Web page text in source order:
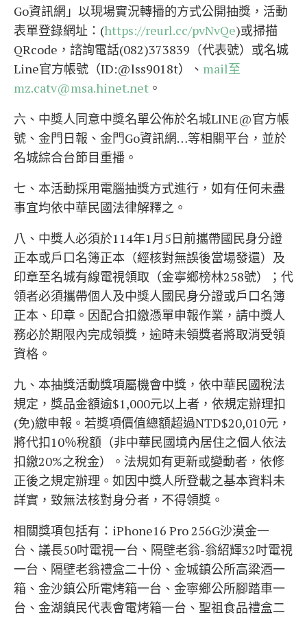
Go資訊網」以現場實況轉播的方式公開抽獎，活動
表單登錄網址：(https://reurl.cc/pvNvQe)或掃描
QRcode，諮詢電話(082)373839（代表號）或名城
Line官方帳號（ID:@lss9018t）、 mail至
mz.catv@msa.hinet.net 。
六、中獎人同意中獎名單公佈於名城LINE@官方帳
號、金門日報、金門Go資訊網…等相關平台，並於
名城綜合台節目重播。
七、本活動採用電腦抽獎方式進行，如有任何未盡
事宜均依中華民國法律解釋之。
八、中獎人必須於114年1月5日前攜帶國民身分證
正本或戶口名簿正本（經核對無誤後當場發還）及
印章至名城有線電視領取（金寧鄉榜林258號）；代
領者必須攜帶個人及中獎人國民身分證或戶口名簿
正本、印章。因配合扣繳憑單申報作業，請中獎人
務必於期限內完成領獎，逾時未領獎者將取消受領
資格。
九、本抽獎活動獎項屬機會中獎，依中華民國稅法
規定，獎品金額逾$1,000元以上者，依規定辦理扣
(免)繳申報。若獎項價值總額超過NTD$20,010元，
將代扣10％稅額（非中華民國境內居住之個人依法
扣繳20%之稅金）。法規如有更新或變動者，依修
正後之規定辦理。如因中獎人所登載之基本資料未
詳實，致無法核對身分者，不得領獎。
相關獎項包括有：iPhone16 Pro 256G沙漠金一
台、議長50吋電視一台、隔壁老翁-翁紹輝32吋電視
一台、隔壁老翁禮盒二十份、金城鎮公所高粱酒一
箱、金沙鎮公所電烤箱一台、金寧鄉公所腳踏車一
台、金湖鎮民代表會電烤箱一台、聖祖食品禮盒二